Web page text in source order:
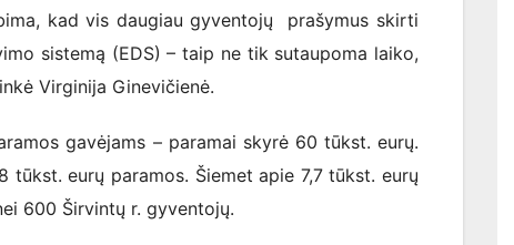
kad vis daugiau gyventojų prašymus skirti
sistemą (EDS) – taip ne tik sutaupoma laiko,
Virginija Ginevičienė.
gavėjams – paramai skyrė 60 tūkst. eurų.
eurų paramos. Šiemet apie 7,7 tūkst. eurų
600 Širvintų r. gyventojų.